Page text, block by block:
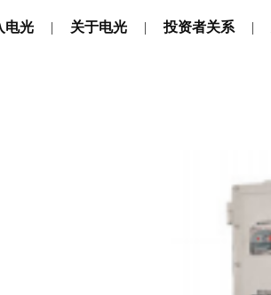
电光 关于电光 投资者关系